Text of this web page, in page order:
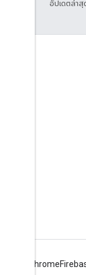
อัปเดตล่าสุ
Chrome